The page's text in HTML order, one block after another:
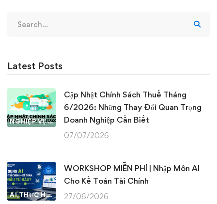
for:
Latest Posts
NGHIỆP VỤ KẾ TOÁN & THUẾ
Cập Nhật Chính Sách Thuế Tháng
6/2026: Những Thay Đổi Quan Trọng
Doanh Nghiệp Cần Biết
07/07/2026
AI THỰC HÀNH
WORKSHOP MIỄN PHÍ | Nhập Môn AI
Cho Kế Toán Tài Chính
27/06/2026